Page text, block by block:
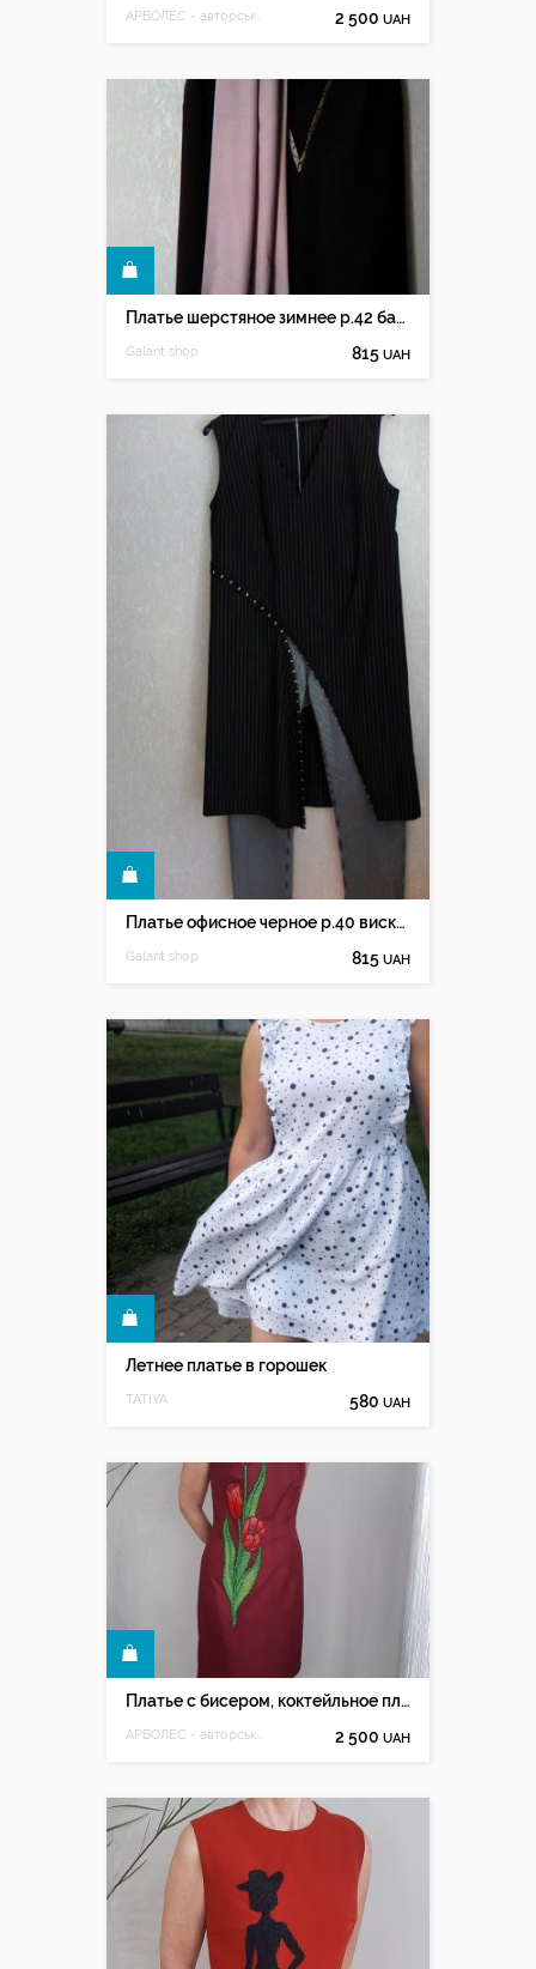
АРВОЛЕС - авторська ручна вишивка Олесі Мацюк 2 500 UAH
Платье шерстяное зимнее р.42 баклажан повседневное
Galant shop 815 UAH
Платье офисное черное р.40 вискоза
Galant shop 815 UAH
Летнее платье в горошек
TATIYA 580 UAH
Платье с бисером, коктейльное платье вышито вручную бисером
АРВОЛЕС - авторська ручна вишивка Олесі Мацюк 2 500 UAH